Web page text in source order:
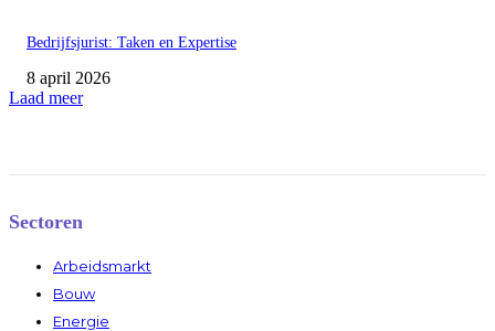
Bedrijfsjurist: Taken en Expertise
8 april 2026
Laad meer
Sectoren
Arbeidsmarkt
Bouw
Energie